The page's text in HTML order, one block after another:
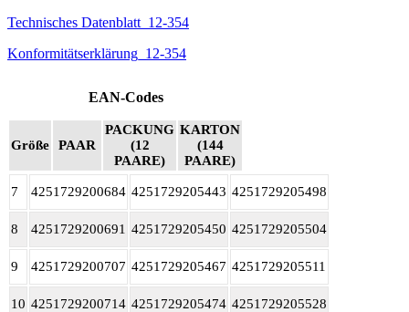
Technisches Datenblatt_12-354
Konformitätserklärung_12-354
EAN-Codes
Größe PAAR
PACKUNG
(12
PAARE)
KARTON
(144
PAARE)
7 4251729200684 4251729205443 4251729205498
8 4251729200691 4251729205450 4251729205504
9 4251729200707 4251729205467 4251729205511
10 4251729200714 4251729205474 4251729205528